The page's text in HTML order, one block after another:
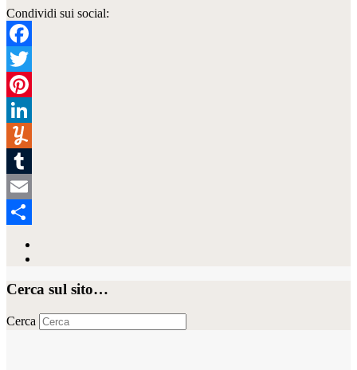
Condividi sui social:
Facebook
Twitter
Pinterest
LinkedIn
Yummly
Tumblr
Email
Cerca sul sito…
Cerca